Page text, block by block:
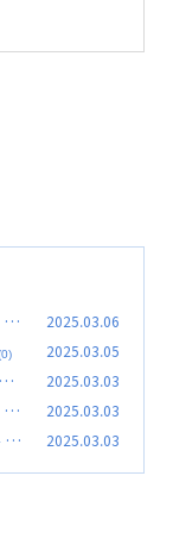
2025.03.06
2025.03.05
,
2025.03.03
2025.03.03
방
2025.03.03